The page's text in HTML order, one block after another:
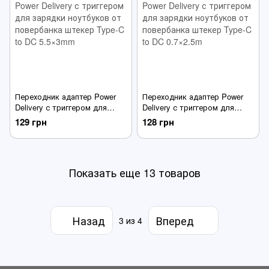
Переходник адаптер Power
Delivery с триггером для
зарядки ноутбуков от
повербанка штекер Type-C to
DC 5.5×3mm
129 грн
Переходник адаптер Power
Delivery с триггером для
зарядки ноутбуков от
повербанка штекер Type-C to
DC 0.7×2.5m
128 грн
Показать еще 13 товаров
Назад 3 из 4 Вперед